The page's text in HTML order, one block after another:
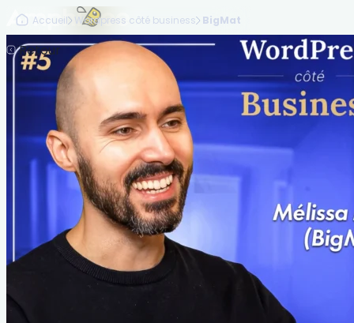
Retour
Accueil Wordpress côté business BigMat